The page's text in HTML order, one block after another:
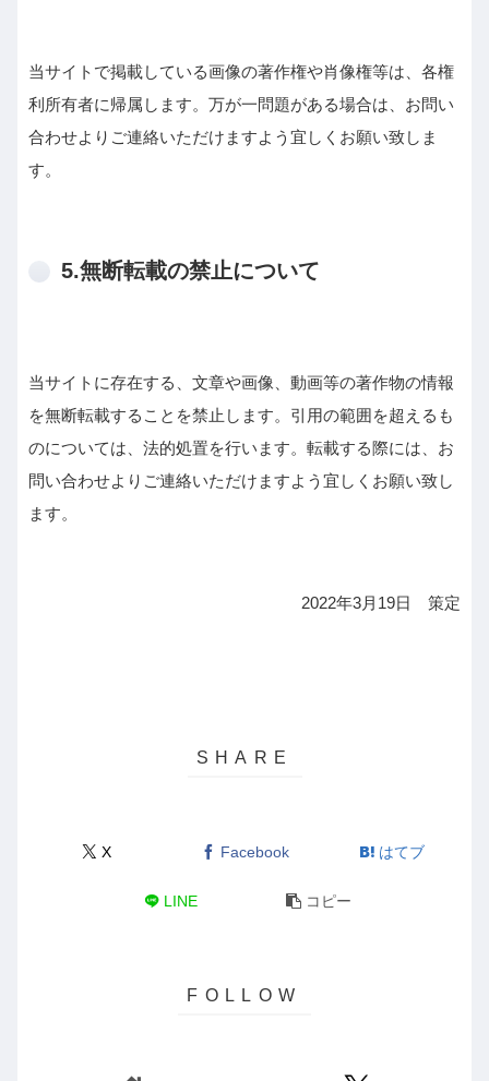
当サイトで掲載している画像の著作権や肖像権等は、各権
利所有者に帰属します。万が一問題がある場合は、お問い
合わせよりご連絡いただけますよう宜しくお願い致しま
す。
5.無断転載の禁止について
当サイトに存在する、文章や画像、動画等の著作物の情報
を無断転載することを禁止します。引用の範囲を超えるも
のについては、法的処置を行います。転載する際には、お
問い合わせよりご連絡いただけますよう宜しくお願い致し
ます。
2022年3月19日 策定
X Facebook はてブ
LINE コピー